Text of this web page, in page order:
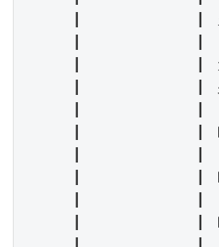
┃　　　　　　　　　┃　允
┃　　　　　　　　　┃　大
┃　　　　　　　　　┃　少
┃　　　　　　　　　┃　医
┃　　　　　　　　　┃　医
┃　　　　　　　　　┃　